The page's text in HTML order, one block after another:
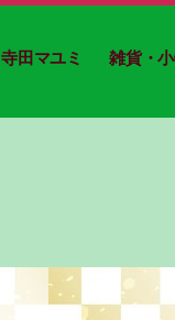
寺田マユミ 雑貨・